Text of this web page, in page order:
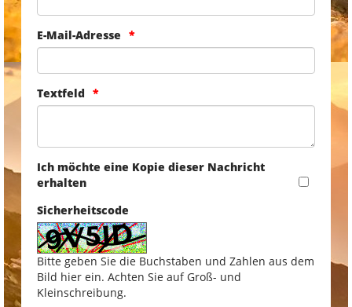
E-Mail-Adresse
Textfeld
Ich möchte eine Kopie dieser Nachricht
erhalten
Sicherheitscode
Bitte geben Sie die Buchstaben und Zahlen aus dem
Bild hier ein. Achten Sie auf Groß- und
Kleinschreibung.